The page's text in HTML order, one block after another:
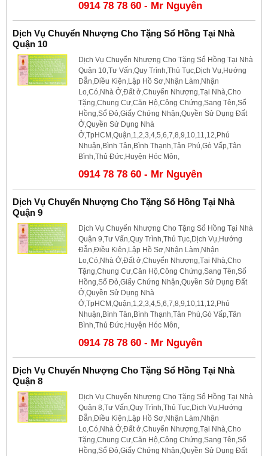
0914 78 78 60 - Mr Nguyên
Dịch Vụ Chuyển Nhượng Cho Tặng Sổ Hồng Tại Nhà
Quận 10
Dịch Vụ Chuyển Nhượng Cho Tặng Sổ Hồng Tại Nhà
Quận 10,Tư Vấn,Quy Trình,Thủ Tục,Dịch Vụ,Hướng
Đẫn,Điều Kiện,Lập Hồ Sơ,Nhận Làm,Nhận
Lo,Có,Nhà Ở,Đất ở,Chuyển Nhượng,Tại Nhà,Cho
Tặng,Chung Cư,Căn Hộ,Công Chứng,Sang Tên,Sổ
Hồng,Sổ Đỏ,Giấy Chứng Nhận,Quyền Sử Dụng Đất
Ở,Quyền Sử Dụng Nhà
Ở,TpHCM,Quận,1,2,3,4,5,6,7,8,9,10,11,12,Phú
Nhuận,Bình Tân,Bình Thạnh,Tân Phú,Gò Vấp,Tân
Bình,Thủ Đức,Huyện Hóc Môn,
0914 78 78 60 - Mr Nguyên
Dịch Vụ Chuyển Nhượng Cho Tặng Sổ Hồng Tại Nhà
Quận 9
Dịch Vụ Chuyển Nhượng Cho Tặng Sổ Hồng Tại Nhà
Quận 9,Tư Vấn,Quy Trình,Thủ Tục,Dịch Vụ,Hướng
Đẫn,Điều Kiện,Lập Hồ Sơ,Nhận Làm,Nhận
Lo,Có,Nhà Ở,Đất ở,Chuyển Nhượng,Tại Nhà,Cho
Tặng,Chung Cư,Căn Hộ,Công Chứng,Sang Tên,Sổ
Hồng,Sổ Đỏ,Giấy Chứng Nhận,Quyền Sử Dụng Đất
Ở,Quyền Sử Dụng Nhà
Ở,TpHCM,Quận,1,2,3,4,5,6,7,8,9,10,11,12,Phú
Nhuận,Bình Tân,Bình Thạnh,Tân Phú,Gò Vấp,Tân
Bình,Thủ Đức,Huyện Hóc Môn,
0914 78 78 60 - Mr Nguyên
Dịch Vụ Chuyển Nhượng Cho Tặng Sổ Hồng Tại Nhà
Quận 8
Dịch Vụ Chuyển Nhượng Cho Tặng Sổ Hồng Tại Nhà
Quận 8,Tư Vấn,Quy Trình,Thủ Tục,Dịch Vụ,Hướng
Đẫn,Điều Kiện,Lập Hồ Sơ,Nhận Làm,Nhận
Lo,Có,Nhà Ở,Đất ở,Chuyển Nhượng,Tại Nhà,Cho
Tặng,Chung Cư,Căn Hộ,Công Chứng,Sang Tên,Sổ
Hồng,Sổ Đỏ,Giấy Chứng Nhận,Quyền Sử Dụng Đất